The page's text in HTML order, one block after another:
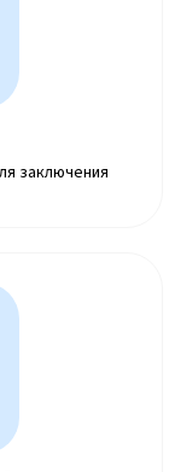
заключения